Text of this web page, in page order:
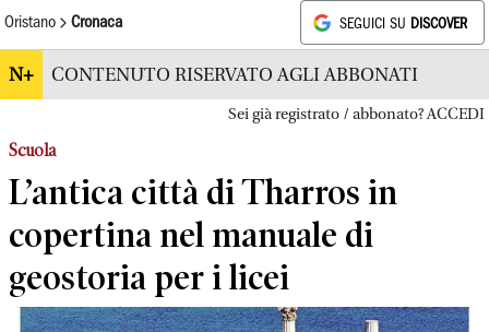
Oristano Cronaca SEGUICI SU DISCOVER
N+ CONTENUTO RISERVATO AGLI ABBONATI
Sei già registrato / abbonato? ACCEDI
Scuola
L’antica città di Tharros in
copertina nel manuale di
geostoria per i licei